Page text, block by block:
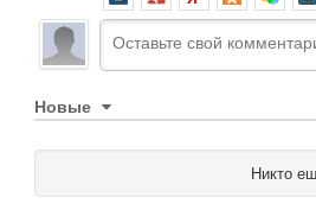
Новые
Никто